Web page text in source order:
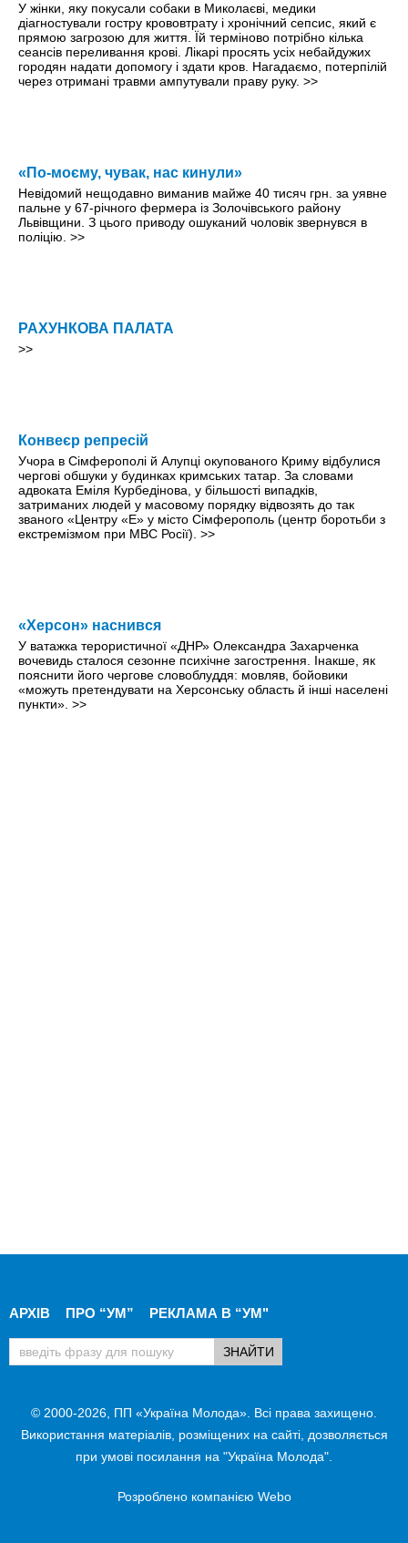
У жінки, яку покусали собаки в Миколаєві, медики
діагностували гостру крововтрату і хронічний сепсис, який є
прямою загрозою для життя. Їй терміново потрібно кілька
сеансів переливання крові. Лікарі просять усіх небайдужих
городян надати допомогу і здати кров. Нагадаємо, потерпілій
через отримані травми ампутували праву руку. >>
«По-моєму, чувак, нас кинули»
Невідомий нещодавно виманив майже 40 тисяч грн. за уявне
пальне у 67-річного фермера із Золочівського району
Львівщини. З цього приводу ошуканий чоловік звернувся в
поліцію. >>
РАХУНКОВА ПАЛАТА
>>
Конвеєр репресій
Учора в Сімферополі й Алупці окупованого Криму відбулися
чергові обшуки у будинках кримських татар. За словами
адвоката Еміля Курбедінова, у більшості випадків,
затриманих людей у масовому порядку відвозять до так
званого «Центру «Е» у місто Сімферополь (центр боротьби з
екстремізмом при МВС Росії). >>
«Херсон» наснився
У ватажка терористичної «ДНР» Олександра Захарченка
вочевидь сталося сезонне психічне загострення. Інакше, як
пояснити його чергове словоблуддя: мовляв, бойовики
«можуть претендувати на Херсонську область й інші населені
пункти». >>
АРХІВ ПРО “УМ” РЕКЛАМА В “УМ"
© 2000-2026, ПП «Україна Молода». Всі права захищено.
Використання матеріалів, розміщених на сайті, дозволяється
при умові посилання на "Україна Молода".
Розроблено компанією Webo